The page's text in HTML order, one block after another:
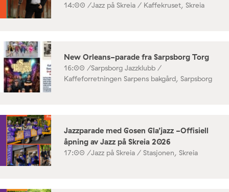
14:00 /Jazz på Skreia / Kaffekruset, Skreia
New Orleans-parade fra Sarpsborg Torg
16:00 /Sarpsborg Jazzklubb /
Kaffeforretningen Sarpens bakgård, Sarpsborg
Jazzparade med Gosen Gla’jazz -Offisiell
åpning av Jazz på Skreia 2026
17:00 /Jazz på Skreia / Stasjonen, Skreia